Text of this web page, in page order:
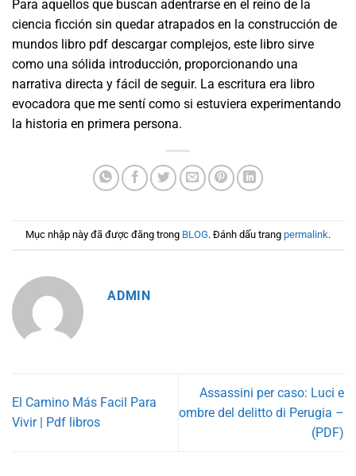
Para aquellos que buscan adentrarse en el reino de la
ciencia ficción sin quedar atrapados en la construcción de
mundos libro pdf descargar complejos, este libro sirve
como una sólida introducción, proporcionando una
narrativa directa y fácil de seguir. La escritura era libro
evocadora que me sentí como si estuviera experimentando
la historia en primera persona.
Mục nhập này đã được đăng trong BLOG. Đánh dấu trang permalink.
ADMIN
El Camino Más Facil Para
Vivir | Pdf libros
Assassini per caso: Luci e
ombre del delitto di Perugia –
(PDF)